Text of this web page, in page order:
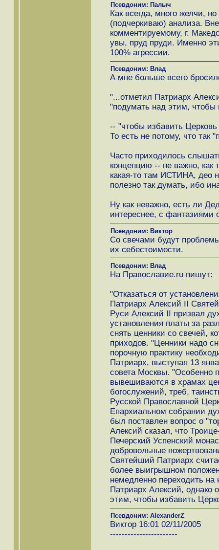
Псевдоним: Палыч
Как всегда, много желчи, но
(подчеркиваю) анализа.
комментируемому, г.
увы, пруд пруди. Именно
100% агрессии.
Псевдоним: Влад
А мне больше всего
"...отметил Патриарх
"подумать над этим, чтобы
-- "чтобы избавить Церковь
То есть не потому, что так
Часто приходилось
концепцию -- не важно, как
какая-то там ИСТИНА, део
полезно так думать, ибо
Ну как неважно, есть ли
интереснее, с фантазиями
Псевдоним: Виктор
Со свечами будут
их себестоимости.
Псевдоним: Влад
На Православие.ru пишут:
"Отказаться от
Патриарх Алексий II
Руси Алексий II призвал
установления платы за
снять ценники со свечей,
приходов. "Ценники надо
порочную практику
Патриарх, выступая 13
совета Москвы. "Особенно
вывешиваются в храмах
богослужений, треб,
Русской Православной
Епархиальном собрании
был поставлен вопрос о
Алексий сказал, что
Печерский Успенский
добровольные
Святейший Патриарх
более выигрышном
немедленно переходить
Патриарх Алексий, однако
этим, чтобы избавить
Псевдоним: AlexanderZ
Виктор 16:01 02/11/2005
-----------------------